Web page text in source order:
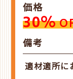
価格
30%
備考
適材適所に